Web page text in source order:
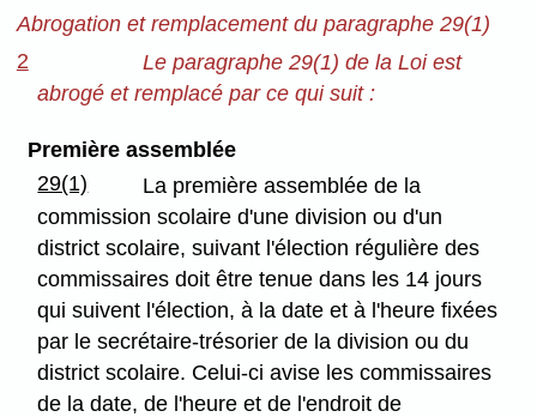
Abrogation et remplacement du paragraphe 29(1)
2
Le paragraphe 29(1) de la Loi est
abrogé et remplacé par ce qui suit :
Première assemblée
29(1)
La première assemblée de la
commission scolaire d'une division ou d'un
district scolaire, suivant l'élection régulière des
commissaires doit être tenue dans les 14 jours
qui suivent l'élection, à la date et à l'heure fixées
par le secrétaire-trésorier de la division ou du
district scolaire. Celui-ci avise les commissaires
de la date, de l'heure et de l'endroit de